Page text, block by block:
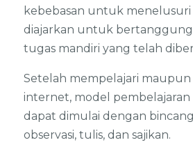
kebebasan untuk menelusuri
diajarkan untuk
tugas mandiri yang telah
Setelah mempelajari
internet, model pembelajaran
dapat dimulai dengan
observasi, tulis, dan sajikan.